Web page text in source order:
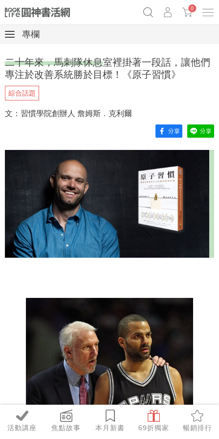
Netflix話題章魚小說！
0
活動講座 焦點故事 本月新書 69折獨家 暢銷排行
專欄
二十年來，馬刺隊休息室裡掛著一段話，讓他們
專注於改善系統勝於目標！《原子習慣》
綜合話題
文：習慣學院創辦人 詹姆斯．克利爾
剛宣布退休的前聖安東尼奧馬刺隊Tony